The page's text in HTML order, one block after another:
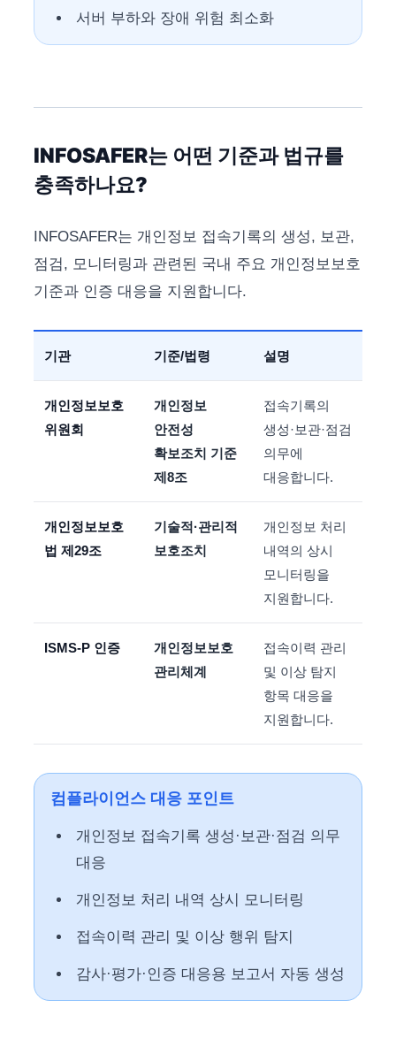
서버 부하와 장애 위험 최소화
INFOSAFER는 어떤 기준과 법규를
충족하나요?
INFOSAFER는 개인정보 접속기록의 생성, 보관,
점검, 모니터링과 관련된 국내 주요 개인정보보호
기준과 인증 대응을 지원합니다.
기관 기준/법령 설명
개인정보보호
위원회
개인정보
안전성
확보조치 기준
제8조
접속기록의
생성·보관·점검
의무에
대응합니다.
개인정보보호
법 제29조
기술적·관리적
보호조치
개인정보 처리
내역의 상시
모니터링을
지원합니다.
ISMS-P 인증
개인정보보호
관리체계
접속이력 관리
및 이상 탐지
항목 대응을
지원합니다.
컴플라이언스 대응 포인트
개인정보 접속기록 생성·보관·점검 의무
대응
개인정보 처리 내역 상시 모니터링
접속이력 관리 및 이상 행위 탐지
감사·평가·인증 대응용 보고서 자동 생성